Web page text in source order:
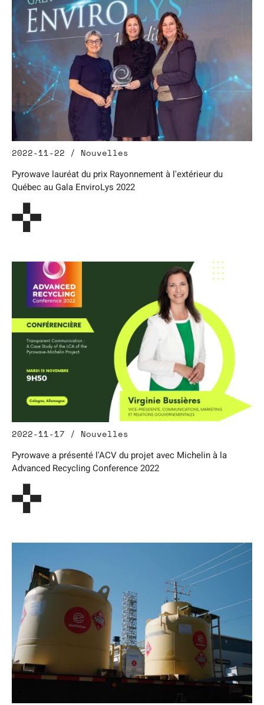
2022-11-22 / Nouvelles
Pyrowave lauréat du prix Rayonnement à l'extérieur du
Québec au Gala EnviroLys 2022
2022-11-17 / Nouvelles
Pyrowave a présenté l'ACV du projet avec Michelin à la
Advanced Recycling Conference 2022